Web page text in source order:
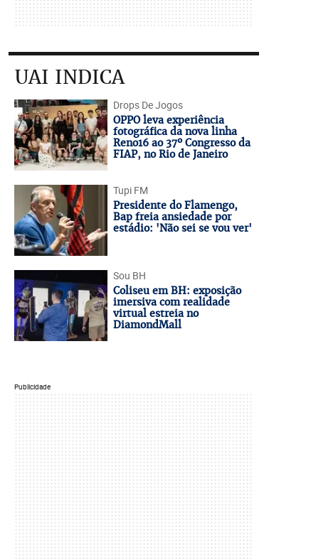
UAI INDICA
Drops De Jogos
OPPO leva experiência
fotográfica da nova linha
Reno16 ao 37º Congresso da
FIAP, no Rio de Janeiro
Tupi FM
Presidente do Flamengo,
Bap freia ansiedade por
estádio: 'Não sei se vou ver'
Sou BH
Coliseu em BH: exposição
imersiva com realidade
virtual estreia no
DiamondMall
Publicidade